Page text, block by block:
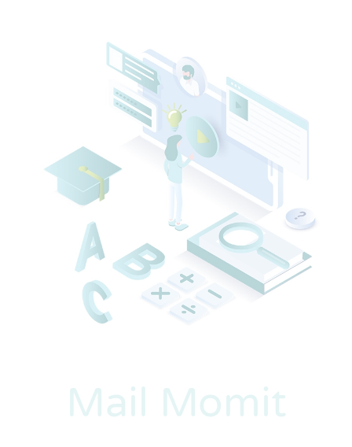
Mail Momit